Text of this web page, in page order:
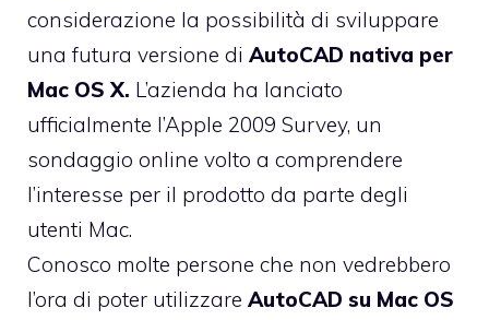
considerazione la possibilità di sviluppare
una futura versione di AutoCAD nativa per
Mac OS X. L’azienda ha lanciato
ufficialmente l’Apple 2009 Survey, un
sondaggio online volto a comprendere
l’interesse per il prodotto da parte degli
utenti Mac.
Conosco molte persone che non vedrebbero
l’ora di poter utilizzare AutoCAD su Mac OS